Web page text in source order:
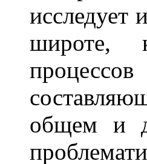
исследует
широте,
общем и